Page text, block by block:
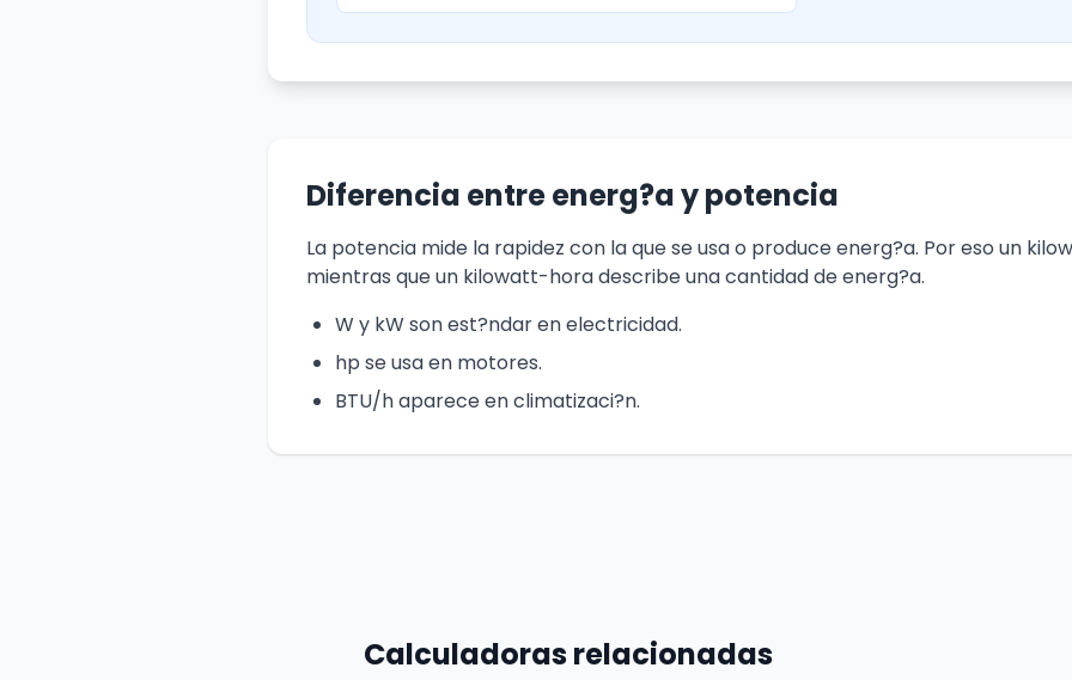
Diferencia entre energ?a y potencia
La potencia mide la rapidez con la que se usa o produce energ?a. Por eso un
mientras que un kilowatt-hora describe una cantidad de energ?a.
W y kW son est?ndar en electricidad.
hp se usa en motores.
BTU/h aparece en climatizaci?n.
Calculadoras relacionadas